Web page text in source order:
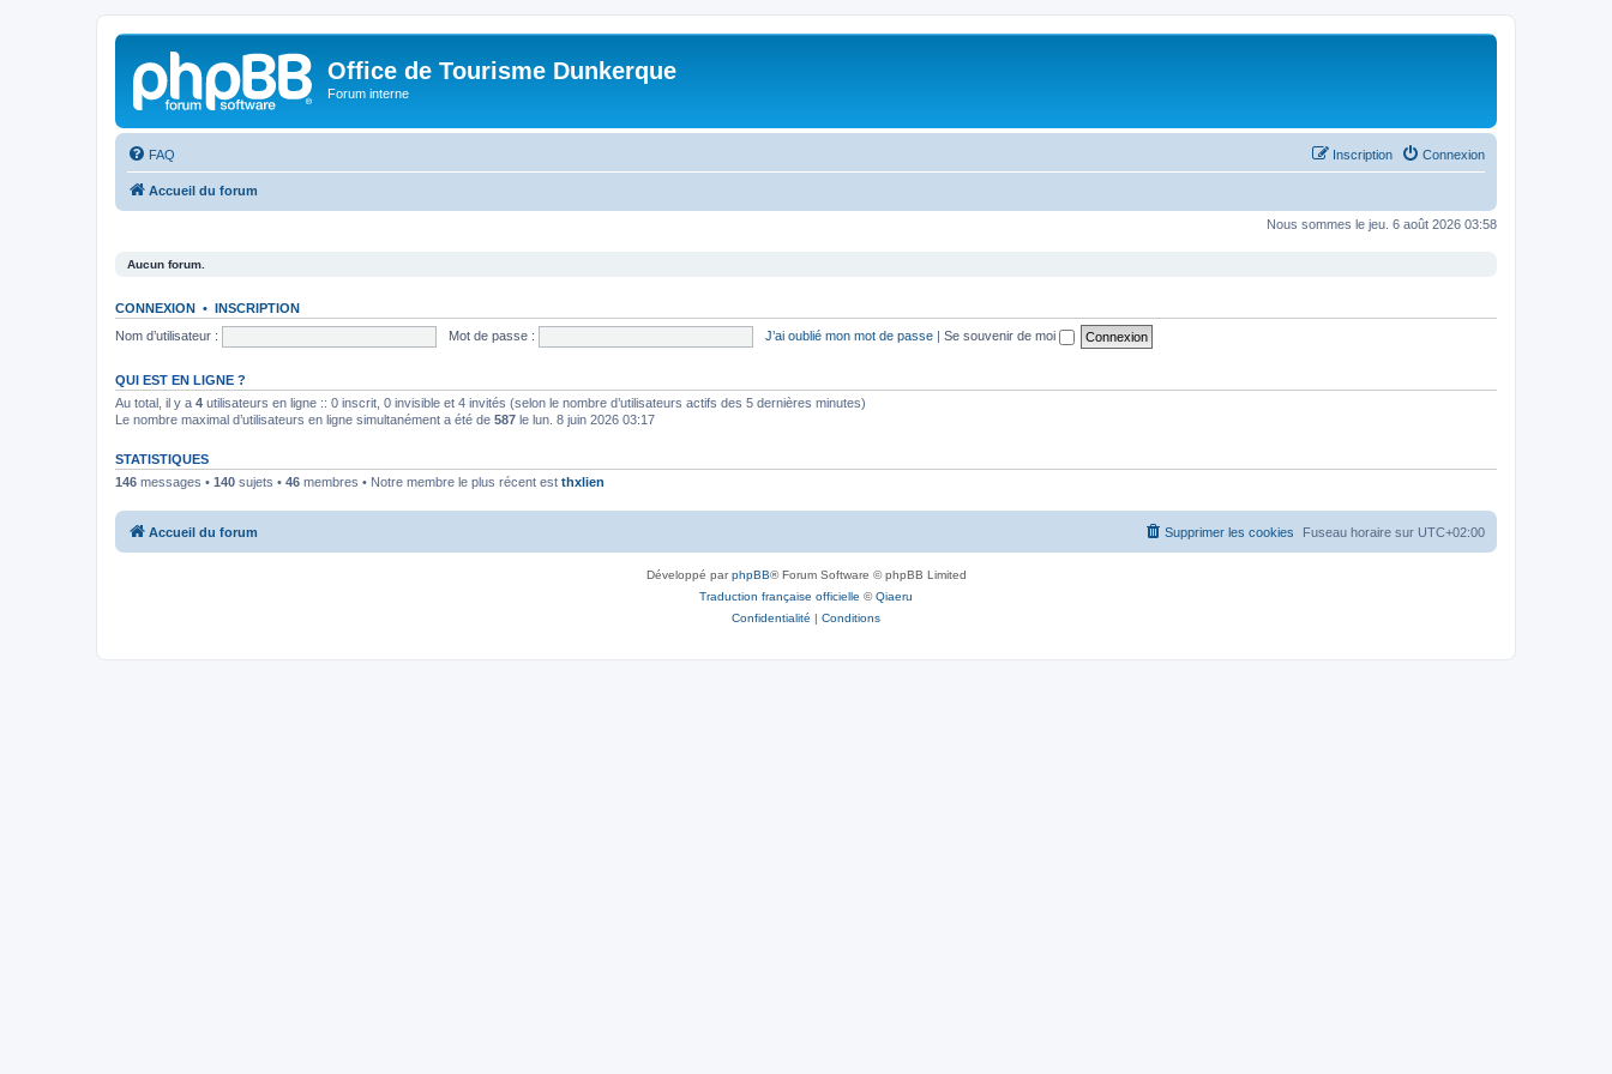
Office de Tourisme Dunkerque
Forum interne
FAQ Connexion
Inscription
Accueil du forum
Nous sommes le jeu. 6 août 2026 03:58
Aucun forum.
CONNEXION • INSCRIPTION
Nom d’utilisateur :
Mot de passe : J’ai oublié mon mot de passe | Se souvenir de moi
QUI EST EN LIGNE ?
Au total, il y a 4 utilisateurs en ligne :: 0 inscrit, 0 invisible et 4 invités (selon le nombre d’utilisateurs actifs des 5 dernières minutes)
Le nombre maximal d’utilisateurs en ligne simultanément a été de 587 le lun. 8 juin 2026 03:17
STATISTIQUES
146 messages • 140 sujets • 46 membres • Notre membre le plus récent est thxlien
Accueil du forum Fuseau horaire sur UTC+02:00
Supprimer les cookies
Développé parphpBB® Forum Software © phpBB Limited
Traduction française officielle ©Qiaeru
Confidentialité | Conditions